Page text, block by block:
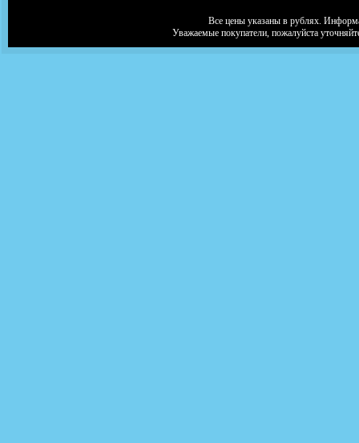
Все цены указаны в рублях.
Уважаемые покупатели, пожалуйста